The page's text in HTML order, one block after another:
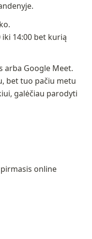
14:00 bet kurią
arba Google Meet.
bet tuo pačiu metu
galėčiau parodyti
online